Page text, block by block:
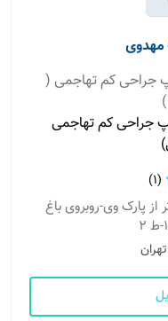
مهدوی
کم تهاجمی (
جراحی کم تهاجمی
(1)
از پارک وی-روبروی باغ
تهران